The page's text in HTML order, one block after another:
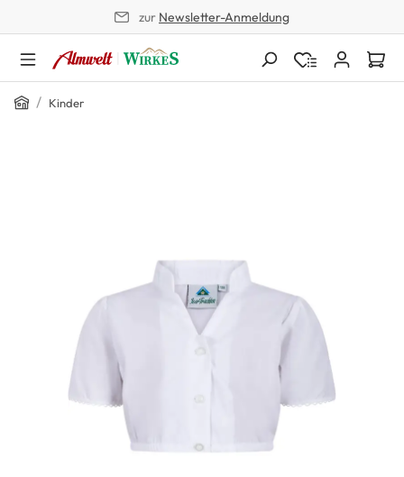
zur Newsletter-Anmeldung
Home
/ Kinder